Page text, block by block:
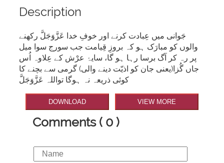
Description
جَوانی میں عِبادت کرنے اور خوفِ خدا عَزَّوَجَلَّ رکھنے
والوں کو مبارَک ہو کہ بروزِ قِیامت جب سورج سوا میل
پر رہ کر آگ برسا رہا ہو گا، سایۂ عرْش کے عِلاوہ اُس
جاں گُزا(یعنی جان کو اذیّت دینے والی) گرمی سے بچنے کا
کوئی ذریعہ نہ ہوگا تواللہ عَزَّوَجَلَّ
DOWNLOAD VIEW MORE
Comments ( 0 )